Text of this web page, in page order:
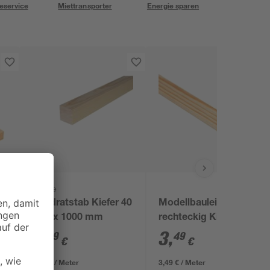
Miettransporter Energie sparen
Kosche
Quadratstab Kiefer 40
x 40 x 1000 mm
99 €
5,99 € / Meter
Modellbauleiste
rechteckig Kiefer 100
x 4 x 1 cm
3,49 €
3,49 € / Meter